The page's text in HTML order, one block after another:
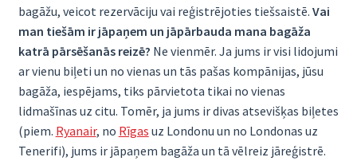
bagāžu, veicot rezervāciju vai reģistrējoties tiešsaistē. Vai
man tiešām ir jāpaņem un jāpārbauda mana bagāža
katrā pārsēšanās reizē? Ne vienmēr. Ja jums ir visi lidojumi
ar vienu biļeti un no vienas un tās pašas kompānijas, jūsu
bagāža, iespējams, tiks pārvietota tikai no vienas
lidmašīnas uz citu. Tomēr, ja jums ir divas atsevišķas biļetes
(piem. Ryanair, no Rīgas uz Londonu un no Londonas uz
Tenerifi), jums ir jāpaņem bagāža un tā vēlreiz jāreģistrē.